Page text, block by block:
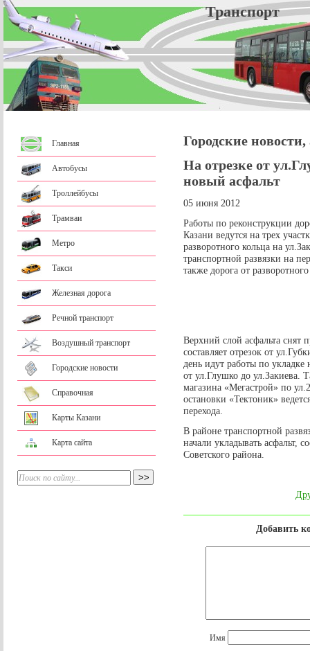
Главная
Автобусы
Троллейбусы
Трамваи
Метро
Такси
Железная дорога
Речной транспорт
Воздушный транспорт
Городские новости
Справочная
Карты Казани
Карта сайта
Городские
На отрезке от
новый асфальт
05 июня 2012
Работы по реконструкции
Казани ведутся на трех
разворотного кольца на
транспортной развязки на
также дорога от
Верхний слой асфальта снят
составляет отрезок от
день идут работы по укладке
от ул.Глушко до ул.Закиева.
магазина «Мегастрой» по
остановки «Тектоник»
перехода.
В районе транспортной
начали укладывать асфальт,
Советского района.
Добавить
Имя